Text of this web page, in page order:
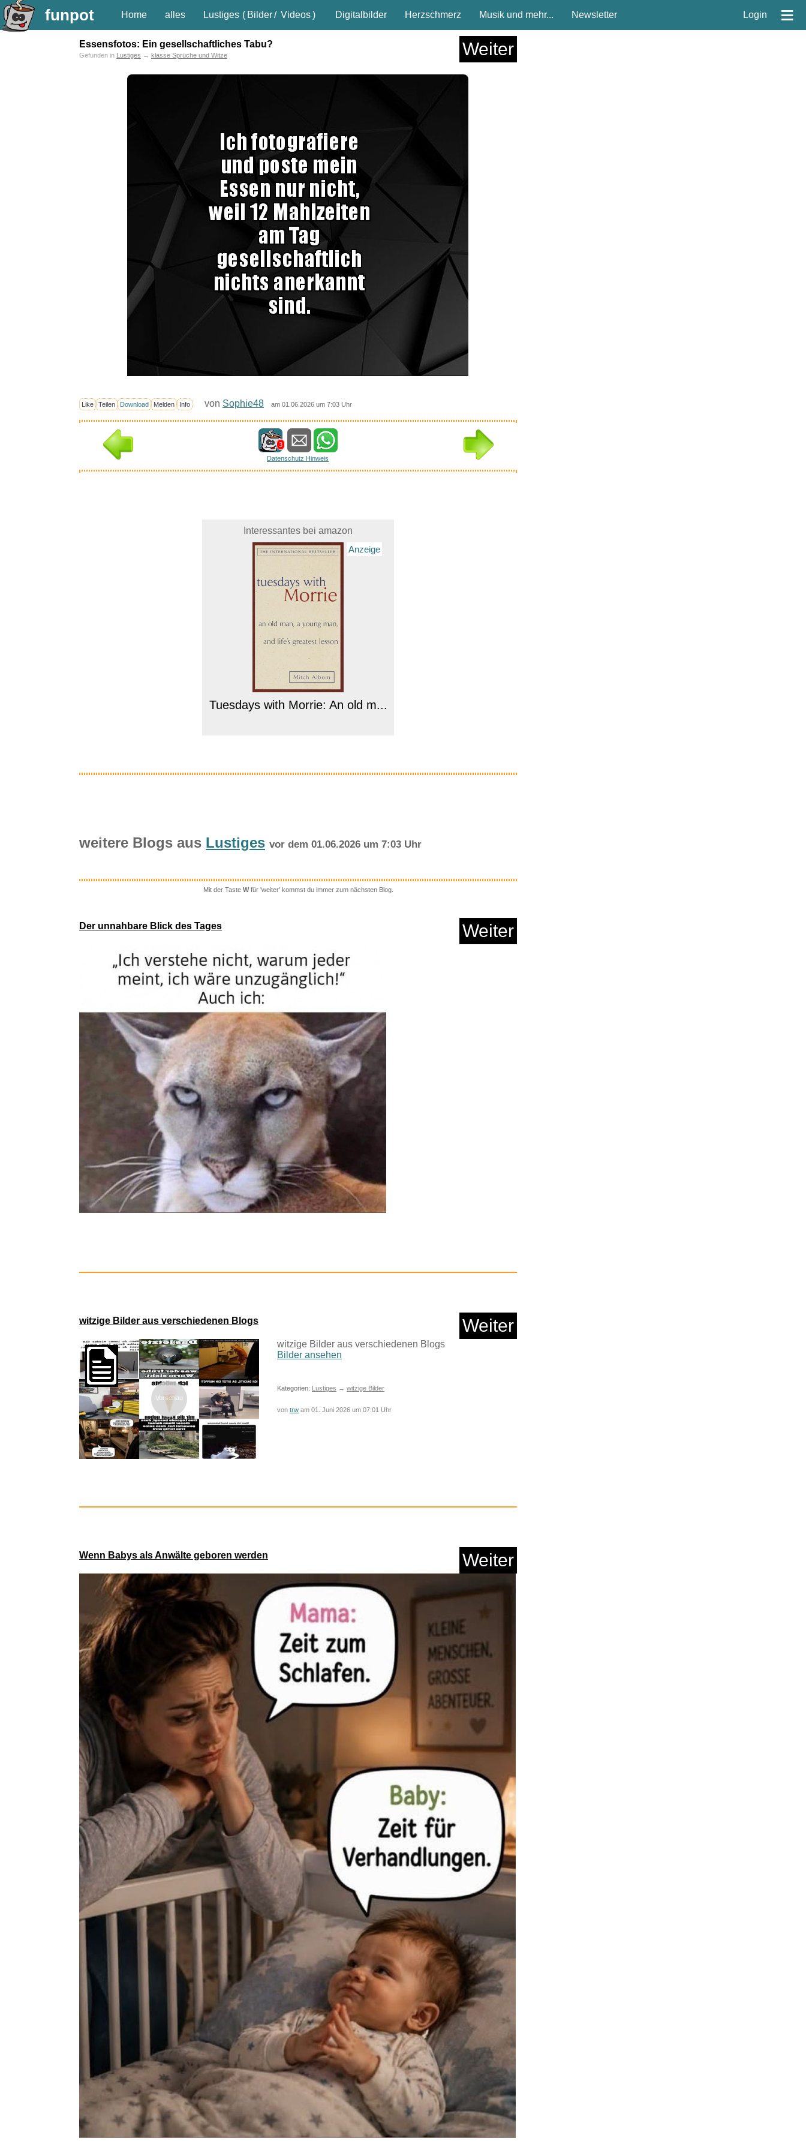
funpot Home alles Lustiges ( Bilder/ Videos) Digitalbilder Herzschmerz Musik und mehr... Newsletter Login ≡
Essensfotos: Ein gesellschaftliches Tabu? Weiter
Gefunden in Lustiges → klasse Sprüche und Witze
Like Teilen Download Melden Info von Sophie48 am 01.06.2026 um 7:03 Uhr
3
Datenschutz Hinweis
Interessantes bei amazon
Anzeige
Tuesdays with Morrie: An old m...
Anzeige
Mein Lehrerplaner A4+ -
Hardco...
Treasures Of Operetta...
Edubini Magische Vorschule
Anzeige
Psychos in Love...
Anzeige
LEGAMI - Kawaii 2-in-1 Schulfa...
weitere Blogs aus Lustiges vor dem 01.06.2026 um 7:03 Uhr
Mit der Taste Wfür 'weiter' kommst du immer zum nächsten Blog.
Der unnahbare Blick des Tages Weiter
witzige Bilder aus verschiedenen Blogs Weiter
Vorschau
witzige Bilder aus verschiedenen Blogs
Bilder ansehen
Kategorien: Lustiges → witzige Bilder
von trw am 01. Juni 2026 um 07:01 Uhr
Wenn Babys als Anwälte geboren werden Weiter